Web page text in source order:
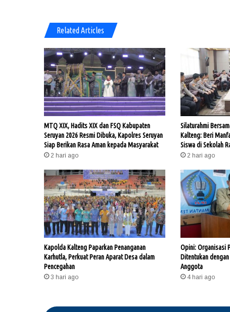
Related Articles
MTQ XIX, Hadits XIX dan FSQ Kabupaten
Seruyan 2026 Resmi Dibuka, Kapolres Seruyan
Siap Berikan Rasa Aman kepada Masyarakat
2 hari ago
Silaturahmi
Kalteng: Beri
Siswa di Sekolah
2 hari ago
Kapolda Kalteng Paparkan Penanganan
Karhutla, Perkuat Peran Aparat Desa dalam
Pencegahan
3 hari ago
Opini: Organisasi
Ditentukan
Anggota
4 hari ago